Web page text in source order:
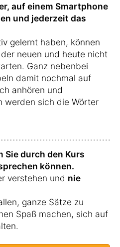
auf einem Smartphone
und jederzeit das
gelernt haben, können
neuen und heute nicht
Ganz nebenbei
damit nochmal auf
anhören und
werden sich die Wörter
Sie durch den Kurs
können.
verstehen und nie
ganze Sätze zu
Spaß machen, sich auf